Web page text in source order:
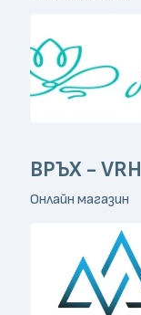
ВРЪХ - VRH
Онлайн магазин